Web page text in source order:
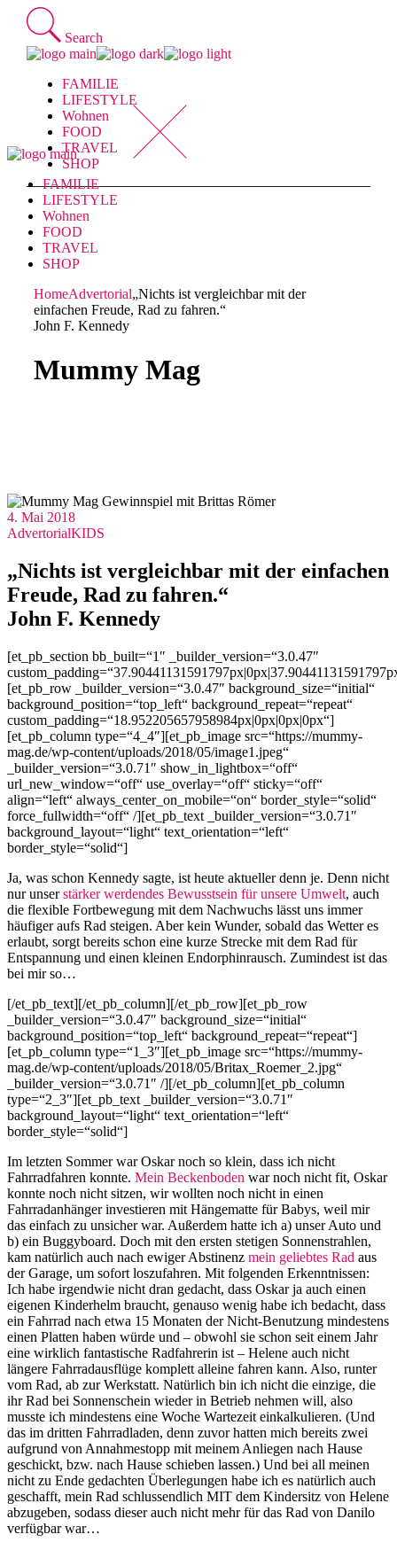
Skip
content
Search
FAMILIE
LIFESTYLE
Wohnen
FOOD
TRAVEL
SHOP
FAMILIE
LIFESTYLE
Wohnen
FOOD
TRAVEL
SHOP
HomeAdvertorial„Nichts ist vergleichbar mit der
einfachen Freude, Rad zu fahren.“
John F. Kennedy
Mummy Mag
4. Mai 2018
AdvertorialKIDS
„Nichts ist vergleichbar mit der einfachen
Freude, Rad zu fahren.“
John F. Kennedy
[et_pb_section bb_built=“1″ _builder_version=“3.0.47″
[et_pb_row _builder_version=“3.0.47″ background_size=“initial“
background_position=“top_left“ background_repeat=“repeat“
custom_padding=“18.952205657958984px|0px|0px|0px“]
[et_pb_column type=“4_4″][et_pb_image src=“https://mummy-
mag.de/wp-content/uploads/2018/05/image1.jpeg“
_builder_version=“3.0.71″ show_in_lightbox=“off“
url_new_window=“off“ use_overlay=“off“ sticky=“off“
align=“left“ always_center_on_mobile=“on“ border_style=“solid“
force_fullwidth=“off“ /][et_pb_text _builder_version=“3.0.71″
background_layout=“light“ text_orientation=“left“
border_style=“solid“]
Ja, was schon Kennedy sagte, ist heute aktueller denn je. Denn nicht
nur unserstärker werdendes Bewusstsein für unsere Umwelt, auch
die flexible Fortbewegung mit dem Nachwuchs lässt uns immer
häufiger aufs Rad steigen. Aber kein Wunder, sobald das Wetter es
erlaubt, sorgt bereits schon eine kurze Strecke mit dem Rad für
Entspannung und einen kleinen Endorphinrausch. Zumindest ist das
bei mir so…
[/et_pb_text][/et_pb_column][/et_pb_row][et_pb_row
_builder_version=“3.0.47″ background_size=“initial“
background_position=“top_left“ background_repeat=“repeat“]
[et_pb_column type=“1_3″][et_pb_image src=“https://mummy-
mag.de/wp-content/uploads/2018/05/Britax_Roemer_2.jpg“
_builder_version=“3.0.71″ /][/et_pb_column][et_pb_column
type=“2_3″][et_pb_text _builder_version=“3.0.71″
background_layout=“light“ text_orientation=“left“
border_style=“solid“]
Im letzten Sommer war Oskar noch so klein, dass ich nicht
Fahrradfahren konnte. Mein Beckenboden war noch nicht fit, Oskar
konnte noch nicht sitzen, wir wollten noch nicht in einen
Fahrradanhänger investieren mit Hängematte für Babys, weil mir
das einfach zu unsicher war. Außerdem hatte ich a) unser Auto und
b) ein Buggyboard. Doch mit den ersten stetigen Sonnenstrahlen,
kam natürlich auch nach ewiger Abstinenz mein geliebtes Rad aus
der Garage, um sofort loszufahren. Mit folgenden Erkenntnissen:
Ich habe irgendwie nicht dran gedacht, dass Oskar ja auch einen
eigenen Kinderhelm braucht, genauso wenig habe ich bedacht, dass
ein Fahrrad nach etwa 15 Monaten der Nicht-Benutzung mindestens
einen Platten haben würde und – obwohl sie schon seit einem Jahr
eine wirklich fantastische Radfahrerin ist – Helene auch nicht
längere Fahrradausflüge komplett alleine fahren kann. Also, runter
vom Rad, ab zur Werkstatt. Natürlich bin ich nicht die einzige, die
ihr Rad bei Sonnenschein wieder in Betrieb nehmen will, also
musste ich mindestens eine Woche Wartezeit einkalkulieren. (Und
das im dritten Fahrradladen, denn zuvor hatten mich bereits zwei
aufgrund von Annahmestopp mit meinem Anliegen nach Hause
geschickt, bzw. nach Hause schieben lassen.) Und bei all meinen
nicht zu Ende gedachten Überlegungen habe ich es natürlich auch
geschafft, mein Rad schlussendlich MIT dem Kindersitz von Helene
abzugeben, sodass dieser auch nicht mehr für das Rad von Danilo
verfügbar war…